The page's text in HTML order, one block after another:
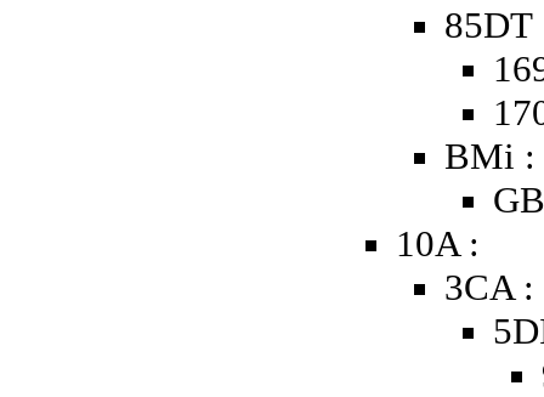
85DT
BMi :
10A :
3CA :